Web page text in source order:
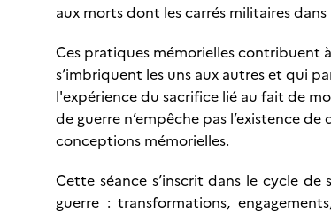
aux morts dont les carrés militaires dans
Ces pratiques mémorielles contribuent
s’imbriquent les uns aux autres et qui
l'expérience du sacrifice lié au fait de
de guerre n’empêche pas l’existence
conceptions mémorielles.
Cette séance s’inscrit dans le cycle de
guerre : transformations,